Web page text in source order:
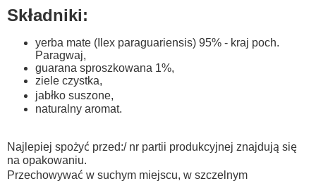
Składniki:
yerba mate (Ilex paraguariensis) 95% - kraj poch.
Paragwaj,
guarana sproszkowana 1%,
ziele czystka,
jabłko suszone,
naturalny aromat.
Najlepiej spożyć przed:/ nr partii produkcyjnej znajdują się
na opakowaniu.
Przechowywać w suchym miejscu, w szczelnym